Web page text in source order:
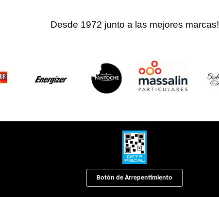
Desde 1972 junto a las mejores marcas!
Botón de Arrepentimiento